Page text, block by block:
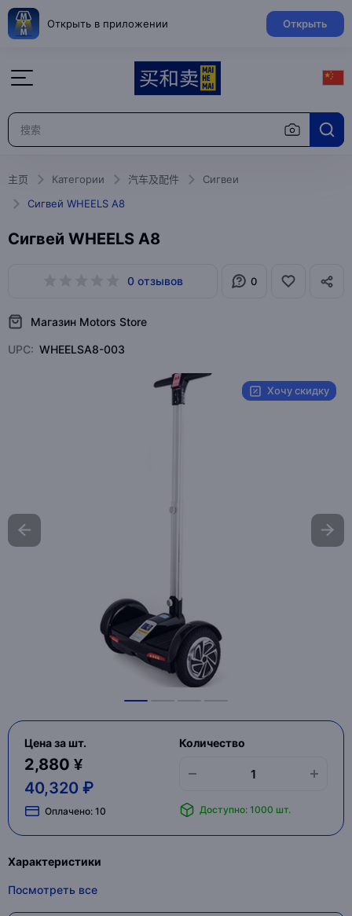
Открыть в приложении Открыть
主页 Категории 汽车及配件
Сигвеи
Сигвей WHEELS A8
Сигвей WHEELS A8
0 отзывов 0
Магазин Motors Store
UPC: WHEELSA8-003
Хочу скидку
Цена за шт.
2,880 ¥
40,320 ₽
Оплачено: 10
Количество
Доступно: 1000 шт.
Характеристики
Посмотреть все